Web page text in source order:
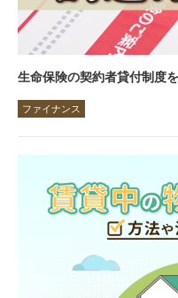
ファイナンス
生命保険の契約者貸付制度